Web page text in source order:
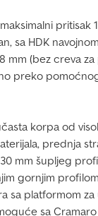
pritisak
sa HDK
mm (bez creva za
preko
korpa od
prednja
mm šupljeg
gornjim
sa platformom
sa Cramaro